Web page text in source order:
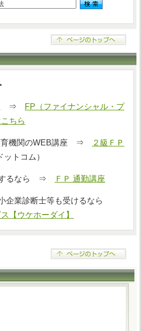
座 ⇒
FP（ファイナンシャル・プ
ちら
育機関のWEB講座 ⇒
２級ＦＰ
ットコム）
するなら ⇒ ＦＰ 通勤講座
企業診断士等も受けるなら
【ウケホーダイ】